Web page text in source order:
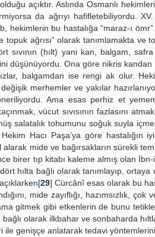
açıktır. Aslında Osmanlı
da ağrıyı hafifletebiliyordu.
hekimlerin bu hastalığa “maraz-ı
ağrısı” olarak tanımlamakta ve
sıvının (hılt) yani kan, balgam,
düşünüyordu. Ona göre nikris kandan
balgamdan ise rengi ak olur.
merhemler ve yakılar
Ama esas perhiz et
vücut sıvısının fazlasını
salatalık tohumunu soğuk suyla
Hacı Paşa’ya göre hastalığın
mide ve bağırsakların sürekli
birer tıp kitabı kaleme almış olan
hılta bağlı olarak tanımlayıp, ortaya
29] Cürcânî esas olarak bu
mide zayıflığı, hazımsızlık,
gitmek gibi etkenlerin de bunu
olarak ilkbahar ve sonbaharda
ile genişçe anlatarak tedavi